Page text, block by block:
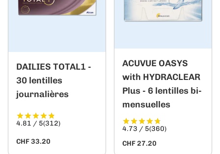
DAILIES TOTAL1 -
30 lentilles
journalières
4.81 / 5(312)
CHF 33.20
ACUVUE OASYS
with HYDRACLEAR
Plus - 6 lentilles bi-
mensuelles
4.73 / 5(360)
CHF 27.20